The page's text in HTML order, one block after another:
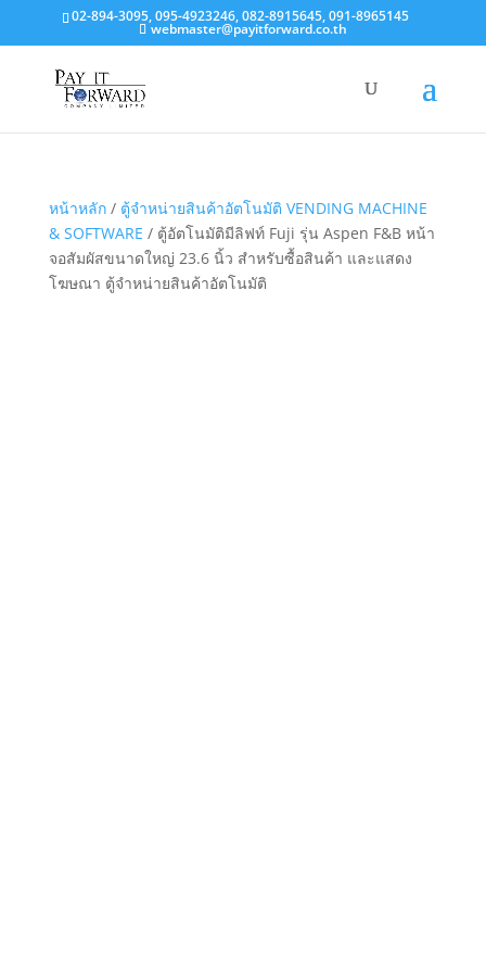
02-894-3095, 095-4923246, 082-8915645, 091-8965145
webmaster@payitforward.co.th
หน้าหลัก/ ตู้จำหน่ายสินค้าอัตโนมัติ VENDING MACHINE
& SOFTWARE / ตู้อัตโนมัติมีลิฟท์ Fuji รุ่น Aspen F&B หน้า
จอสัมผัสขนาดใหญ่ 23.6 นิ้ว สำหรับซื้อสินค้า และแสดง
โฆษณา ตู้จำหน่ายสินค้าอัตโนมัติ